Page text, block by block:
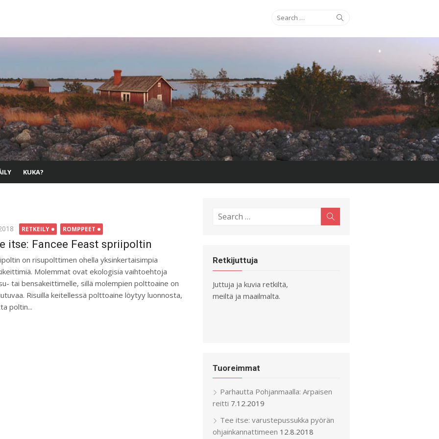
Search
KUKA?
RETKEILY ROMPPEET
itse: Fancee Feast spriipoltin
on risupolttimen ohella yksinkertaisimpia
Molemmat ovat ekologisia vaihtoehtoja
tai bensakeittimelle, sillä molempien polttoaine on
Risuilla keitellessä polttoaine löytyy luonnosta,
poltin...
Search
Retkijuttuja
Juttuja ja kuvia retkiltä,
meiltä ja maailmalta.
Tuoreimmat
Parhautta Pohjanmaalla: Arpaisen
reitti 7.12.2019
Tee itse: varustepussukka pyörän
ohjainkannattimeen 12.8.2018